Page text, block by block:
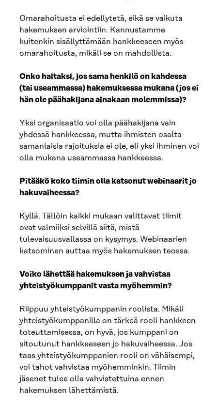
Omarahoitusta ei edellytetä, eikä se vaikuta
hakemuksen arviointiin. Kannustamme
kuitenkin sisällyttämään hankkeeseen myös
omarahoitusta, mikäli se on mahdollista.
Onko haitaksi, jos sama henkilö on kahdessa
(tai useammassa) hakemuksessa mukana (jos ei
hän ole päähakijana ainakaan molemmissa)?
Yksi organisaatio voi olla päähakijana vain
yhdessä hankkeessa, mutta ihmisten osalta
samanlaisia rajoituksia ei ole, eli yksi ihminen voi
olla mukana useammassa hankkeessa.
Pitääkö koko tiimin olla katsonut webinaarit jo
hakuvaiheessa?
Kyllä. Tällöin kaikki mukaan valittavat tiimit
ovat valmiiksi selvillä siitä, mistä
tulevaisuusvallassa on kysymys. Webinaarien
katsominen auttaa myös hakemuksen teossa.
Voiko lähettää hakemuksen ja vahvistaa
yhteistyökumppanit vasta myöhemmin?
Riippuu yhteistyökumppanin roolista. Mikäli
yhteistyökumppanilla on tärkeä rooli hankkeen
toteuttamisessa, on hyvä, jos kumppani on
sitoutunut hankkeeseen jo hakuvaiheessa. Jos
taas yhteistyökumppanien rooli on vähäisempi,
voi tahot vahvistaa myöhemminkin. Tiimin
jäsenet tulee olla vahvistettuina ennen
hakemuksen lähettämistä.